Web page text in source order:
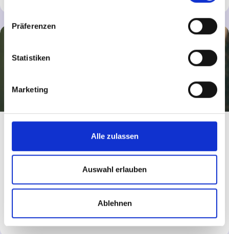
Präferenzen
Statistiken
Marketing
Alle zulassen
Auswahl erlauben
Ablehnen
militärisch und zivil.
Mehr erfahren